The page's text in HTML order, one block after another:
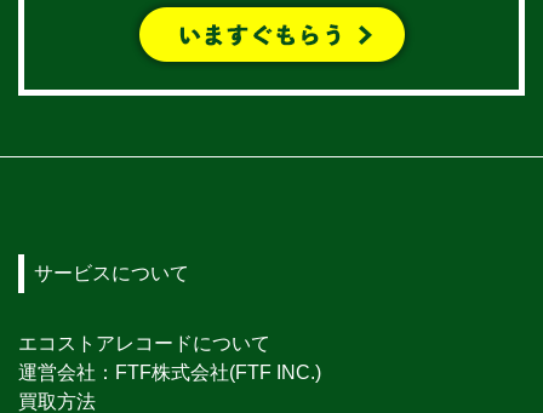
サービスについて
エコストアレコードについて
運営会社：FTF株式会社(FTF INC.)
買取方法